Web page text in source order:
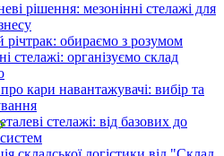
рішення: мезонінні стелажі для
обираємо з розумом
стелажі: організуємо склад
кари навантажувачі: вибір та
стелажі: від базових до